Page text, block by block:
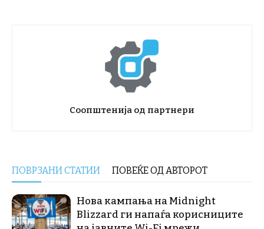
Соопштенија од партнери
ПОВРЗАНИ СТАТИИ ПОВЕЌЕ ОД АВТОРОТ
Нова кампања на Midnight
Blizzard ги напаѓа корисниците